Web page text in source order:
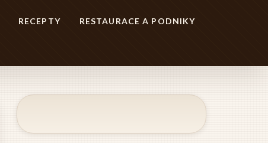
RECEPTY RESTAURACE A PODNIKY